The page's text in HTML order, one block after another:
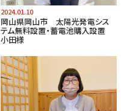
2024.01.10
岡山県岡山市 太陽光発電シス
テム無料設置・蓄電池購入設置
小田様